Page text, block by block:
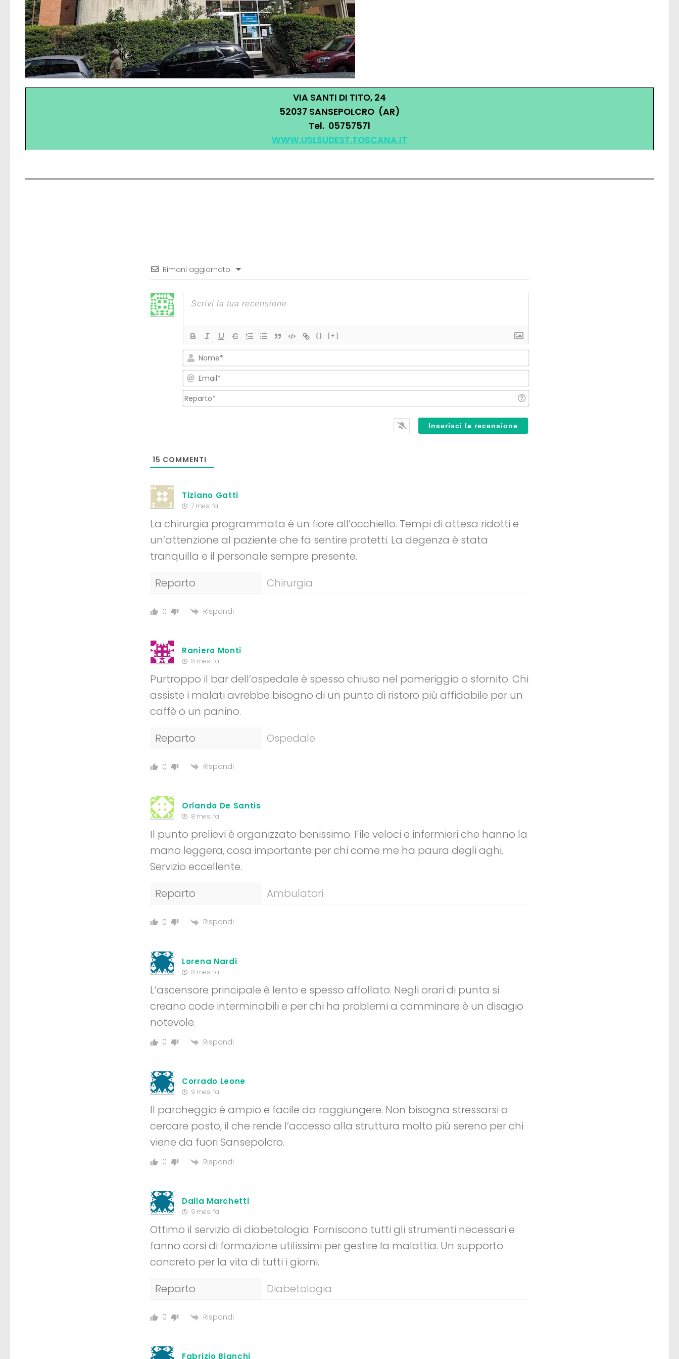
VIA SANTI DI TITO, 24
52037 SANSEPOLCRO (AR)
Tel. 05757571
WWW.USLSUDEST.TOSCANA.IT
Rimani aggiornato
{} [+]
15 COMMENTI
Tiziano Gatti
7 mesi fa
La chirurgia programmata è un fiore all’occhiello. Tempi di attesa ridotti e
un’attenzione al paziente che fa sentire protetti. La degenza è stata
tranquilla e il personale sempre presente.
Reparto
Chirurgia
0 Rispondi
Raniero Monti
8 mesi fa
Purtroppo il bar dell’ospedale è spesso chiuso nel pomeriggio o sfornito. Chi
assiste i malati avrebbe bisogno di un punto di ristoro più affidabile per un
caffè o un panino.
Reparto
Ospedale
0 Rispondi
Orlando De Santis
8 mesi fa
Il punto prelievi è organizzato benissimo. File veloci e infermieri che hanno la
mano leggera, cosa importante per chi come me ha paura degli aghi.
Servizio eccellente.
Reparto
Ambulatori
0 Rispondi
Lorena Nardi
8 mesi fa
L’ascensore principale è lento e spesso affollato. Negli orari di punta si
creano code interminabili e per chi ha problemi a camminare è un disagio
notevole.
0 Rispondi
Corrado Leone
9 mesi fa
Il parcheggio è ampio e facile da raggiungere. Non bisogna stressarsi a
cercare posto, il che rende l’accesso alla struttura molto più sereno per chi
viene da fuori Sansepolcro.
0 Rispondi
Dalia Marchetti
9 mesi fa
Ottimo il servizio di diabetologia. Forniscono tutti gli strumenti necessari e
fanno corsi di formazione utilissimi per gestire la malattia. Un supporto
concreto per la vita di tutti i giorni.
Reparto
Diabetologia
0 Rispondi
Fabrizio Bianchi